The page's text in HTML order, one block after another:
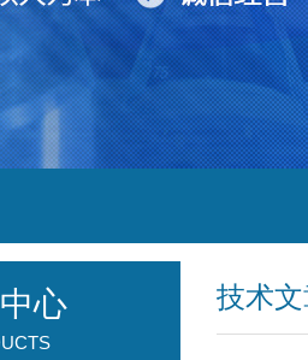
技术
心